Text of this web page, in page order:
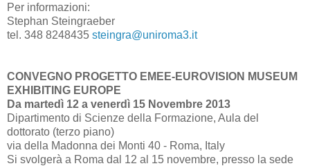
Per informazioni:
Stephan Steingraeber
tel. 348 8248435 steingra@uniroma3.it
CONVEGNO PROGETTO EMEE-EUROVISION MUSEUM
EXHIBITING EUROPE
Da martedì 12 a venerdì 15 Novembre 2013
Dipartimento di Scienze della Formazione, Aula del
dottorato (terzo piano)
via della Madonna dei Monti 40 - Roma, Italy
Si svolgerà a Roma dal 12 al 15 novembre, presso la sede